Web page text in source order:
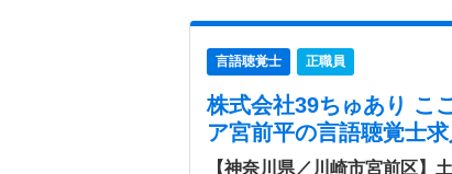
言語聴覚士 正職員
株式会社39ちゅあり こ
ア宮前平の言語聴覚士
【神奈川県／川崎市宮前区】